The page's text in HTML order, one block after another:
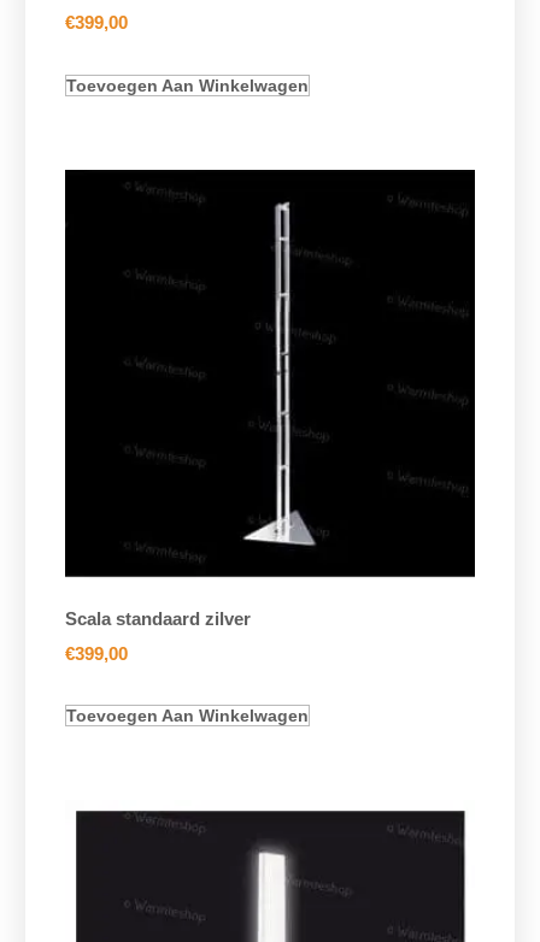
€399,00
Toevoegen Aan Winkelwagen
Scala standaard zilver
€399,00
Toevoegen Aan Winkelwagen